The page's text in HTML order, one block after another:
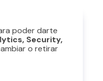
poder darte
Security,
o retirar